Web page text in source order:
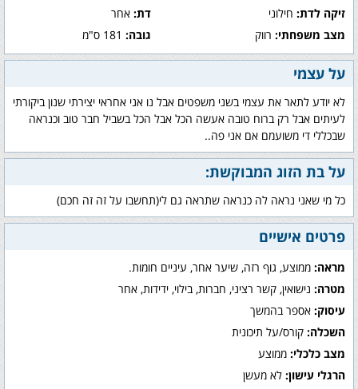
זיקה לדת: חילוני דת:אחר
מצב משפחתי: רווק גובה:181 ס"מ
על עצמי
לא יודע לתאר את עצמי בשני משפטים אבל נו אני אחראי יצירתי שנון ביקורתי
לעיתים אבל רק ברוח טובה אעשה הכל אבל הכל בשביל חבר טוב וכנראה
שבכללי די משועמם אם אני פה..
על בת הזוג המבוקשת:
כל מי שאני נראה לה כנראה שתראה גם לי(תחשבו על זה זה חכם)
פרטים אישיים
מראה: ממוצע, גוף רזה, שיער אחר, עיניים חומות.
מטרה: נישואין, קשר רציני, חברות, בילוי, ידידות, אחר
עיסוק: אספר בהמשך
השכלה: קורס/על תיכונית
מצב כלכלי: ממוצע
הרגלי עישון: לא מעשן